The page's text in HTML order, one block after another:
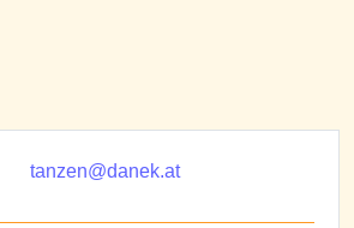
tanzen@danek.at